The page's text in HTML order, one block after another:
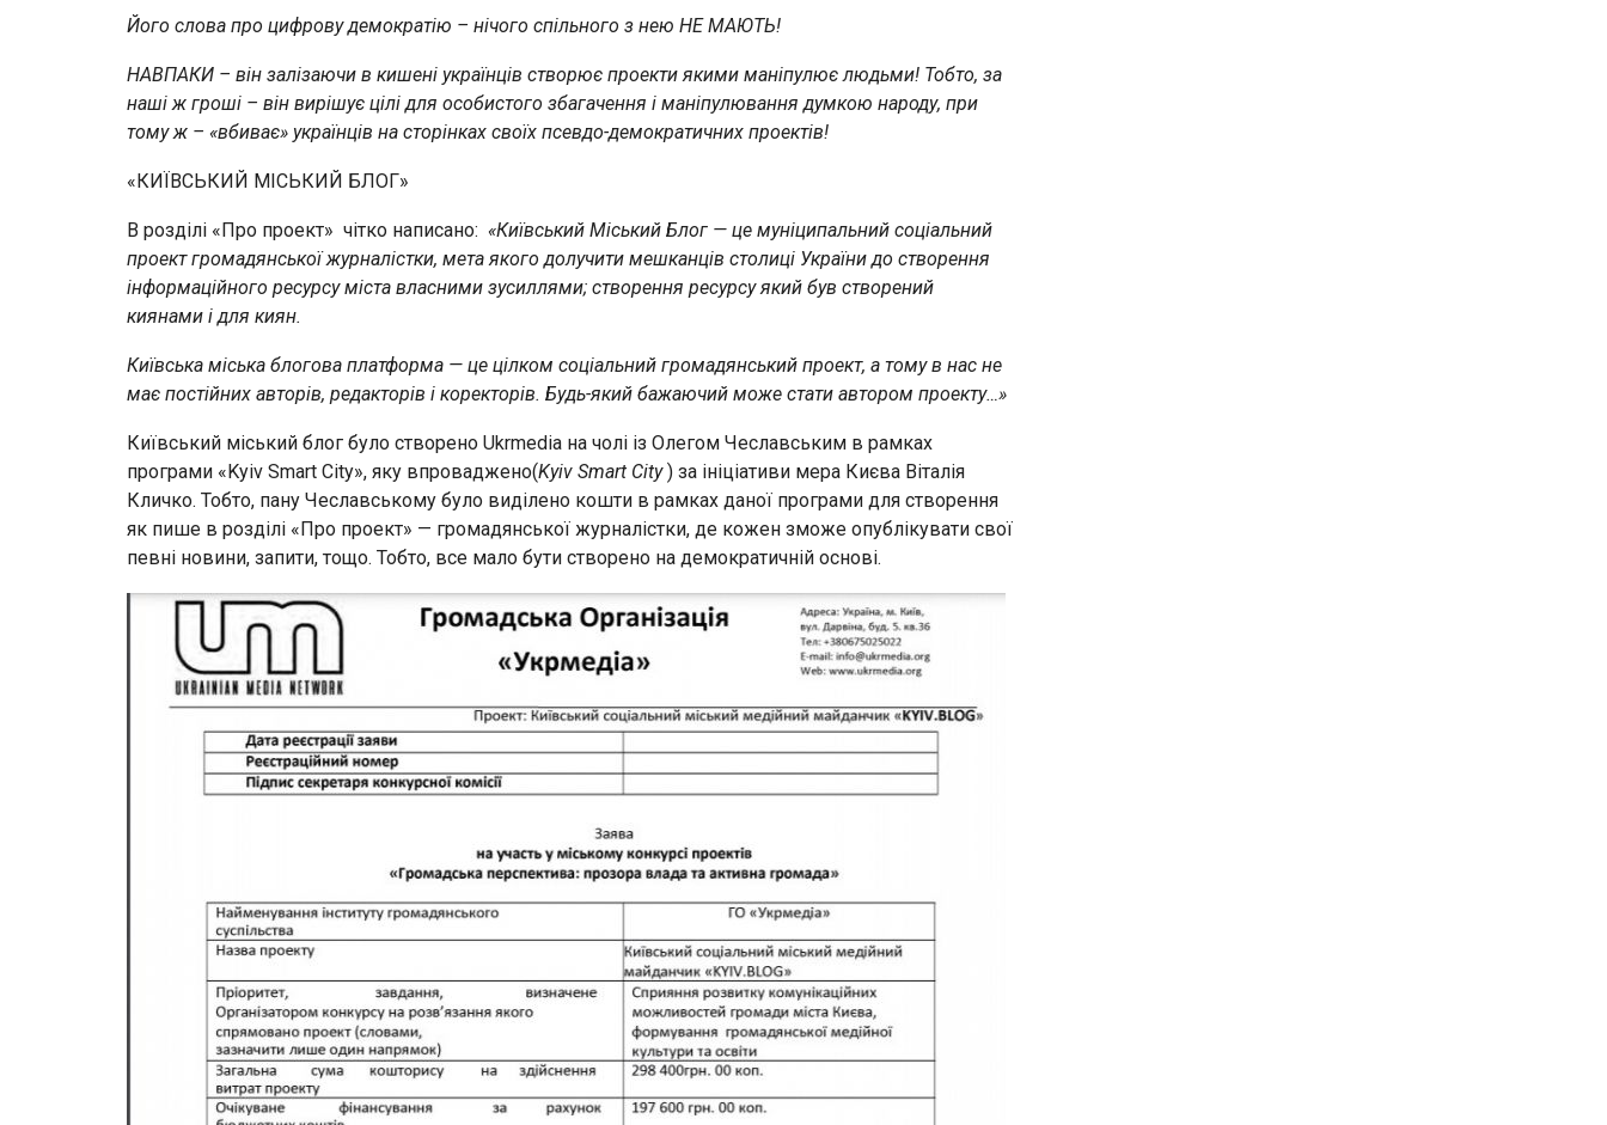
Його слова про цифрову демократію – нічого спільного з нею НЕ МАЮТЬ!
НАВПАКИ – він залізаючи в кишені українців створює проекти якими маніпулює людьми! Тобто, за
наші ж гроші – він вирішує цілі для особистого збагачення і маніпулювання думкою народу, при
тому ж – «вбиває» українців на сторінках своїх псевдо-демократичних проектів!
«КИЇВСЬКИЙ МІСЬКИЙ БЛОГ»
В розділі «Про проект» чітко написано: «Київський Міський Блог — це муніципальний соціальний
проект громадянської журналістки, мета якого долучити мешканців столиці України до створення
інформаційного ресурсу міста власними зусиллями; створення ресурсу який був створений
киянами і для киян.
Київська міська блогова платформа — це цілком соціальний громадянський проект, а тому в нас не
має постійних авторів, редакторів і коректорів. Будь-який бажаючий може стати автором проекту…»
Київський міський блог було створено Ukrmedia на чолі із Олегом Чеславським в рамках
програми «Kyiv Smart City», яку впроваджено(Kyiv Smart City) за ініціативи мера Києва Віталія
Кличко. Тобто, пану Чеславському було виділено кошти в рамках даної програми для створення
як пише в розділі «Про проект» — громадянської журналістки, де кожен зможе опублікувати свої
певні новини, запити, тощо. Тобто, все мало бути створено на демократичній основі.